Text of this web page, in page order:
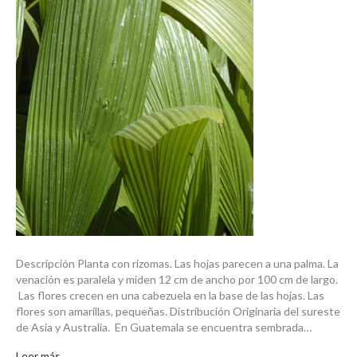
Descripción Planta con rizomas. Las hojas parecen a una palma. La
venación es paralela y miden 12 cm de ancho por 100 cm de largo.
Las flores crecen en una cabezuela en la base de las hojas. Las
flores son amarillas, pequeñas. Distribución Originaria del sureste
de Asia y Australia. En Guatemala se encuentra sembrada…